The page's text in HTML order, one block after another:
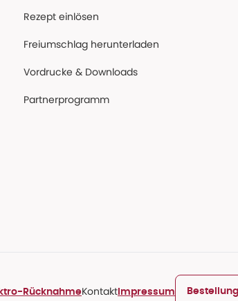
Rezept einlösen
Freiumschlag herunterladen
Vordrucke & Downloads
Partnerprogramm
RücknahmeKontakt Impressum